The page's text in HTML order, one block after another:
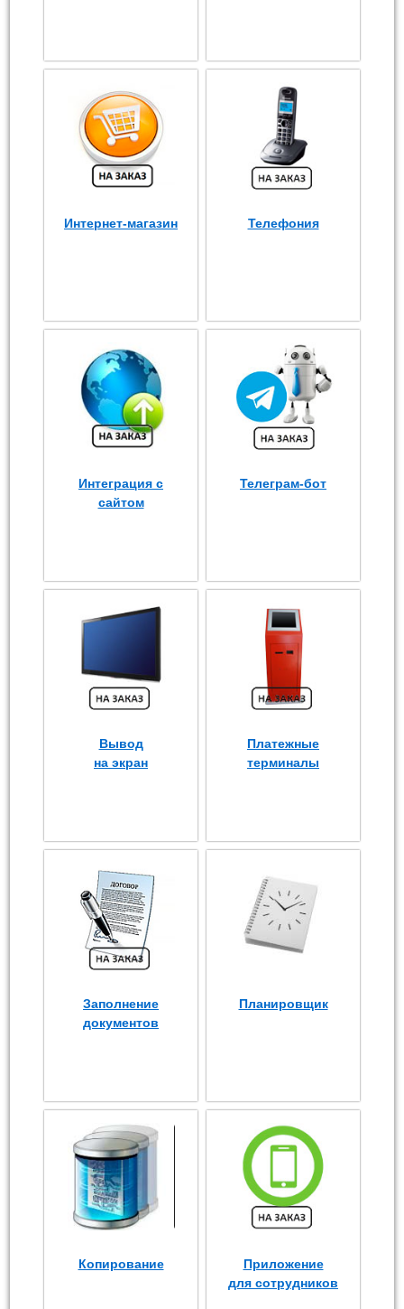
Интернет-магазин Телефония
Интеграция с
сайтом
Телеграм-бот
Вывод
на экран
Платежные
терминалы
Заполнение
документов
Планировщик
Копирование
Приложение
для сотрудников